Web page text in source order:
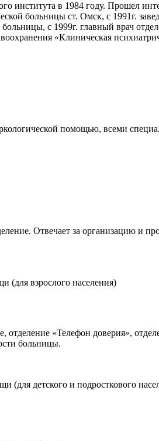
института в 1984 году. Прошел
больницы ст. Омск, с 1991г.
с 1999г. главный врач
«Клиническая
помощью, всеми
Отвечает за организацию и
(для взрослого населения)
«Телефон доверия»,
больницы.
(для детского и подросткового